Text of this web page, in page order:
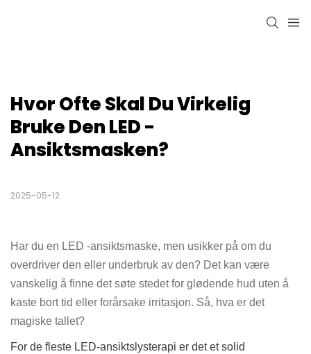
Hvor Ofte Skal Du Virkelig
Bruke Den LED -
Ansiktsmasken?
2025-05-12
Har du en LED -ansiktsmaske, men usikker på om du
overdriver den eller underbruk av den? Det kan være
vanskelig å finne det søte stedet for glødende hud uten å
kaste bort tid eller forårsake irritasjon. Så, hva er det
magiske tallet?
For de fleste LED-ansiktslysterapi er det et solid